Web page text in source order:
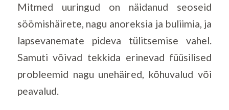
Mitmed uuringud on näidanud seoseid
söömishäirete, nagu anoreksia ja buliimia, ja
lapsevanemate pideva tülitsemise vahel.
Samuti võivad tekkida erinevad füüsilised
probleemid nagu unehäired, kõhuvalud või
peavalud.